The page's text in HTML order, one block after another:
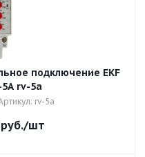
подключение EKF
5A rv-5a
rv-5a
/шт